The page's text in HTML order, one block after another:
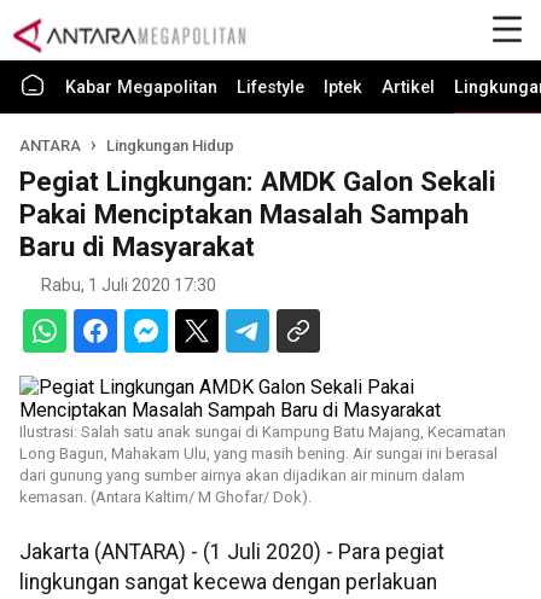
Kabar Megapolitan Lifestyle Iptek Artikel
ANTARA Lingkungan Hidup
Pegiat Lingkungan: AMDK Galon Sekali
Pakai Menciptakan Masalah Sampah
Baru di Masyarakat
Rabu, 1 Juli 2020 17:30
Ilustrasi: Salah satu anak sungai di Kampung Batu Majang, Kecamatan
Long Bagun, Mahakam Ulu, yang masih bening. Air sungai ini berasal
dari gunung yang sumber airnya akan dijadikan air minum dalam
kemasan. (Antara Kaltim/ M Ghofar/ Dok).
Jakarta (ANTARA) - (1 Juli 2020) - Para pegiat
lingkungan sangat kecewa dengan perlakuan